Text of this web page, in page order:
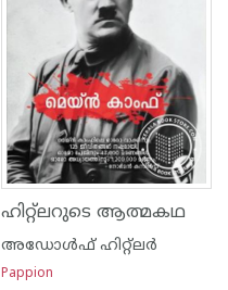
ഹിറ്റ്ലറുടെ ആത്മകഥ
അഡോള്‍ഫ് ഹിറ്റ്ലര്‍
Pappion